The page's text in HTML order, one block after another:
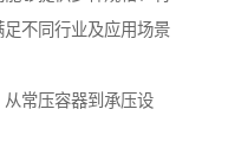
不同行业及应用场景
常压容器到承压设